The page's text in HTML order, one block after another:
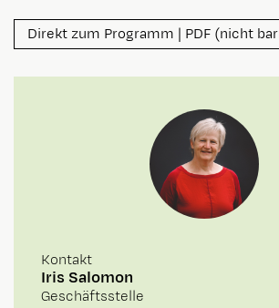
Direkt zum Programm | PDF (nicht
Kontakt
Iris Salomon
Geschäftsstelle